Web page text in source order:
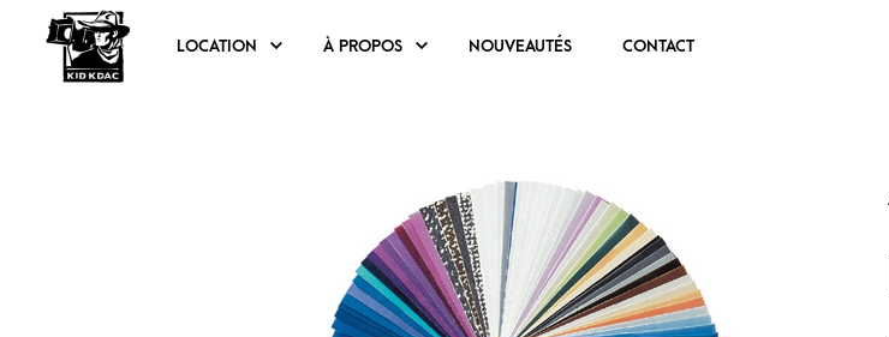
LOCATION À PROPOS NOUVEAUTÉS CONTACT